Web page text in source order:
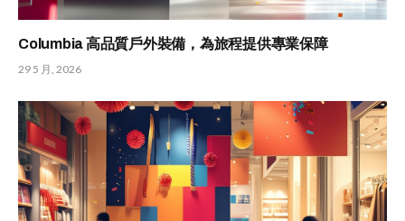
Columbia 高品質戶外裝備，為旅程提供專業保障
29 5 月, 2026